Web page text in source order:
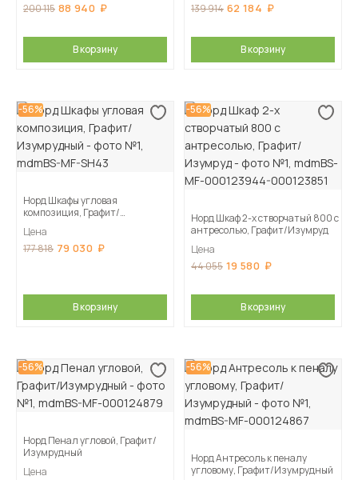
200 115 88 940
В корзину
139 914 62 184
В корзину
-56%
Норд Шкафы угловая
композиция, Графит/
Цена
177 818 79 030
В корзину
-56%
Норд Шкаф 2-х створчатый 800 с
антресолью, Графит/Изумруд
Цена
44 055 19 580
В корзину
-56%
Норд Пенал угловой, Графит/
Изумрудный
Цена
-56%
Норд Антресоль к пеналу
угловому, Графит/Изумрудный